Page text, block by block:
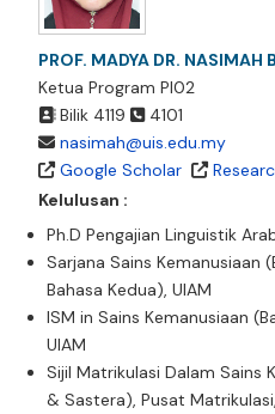
PROF. MADYA DR. NASIMAH
Ketua Program PI02
Bilik 4119
4101
nasimah@uis.edu.my
Google Scholar
Kelulusan :
Ph.D Pengajian Linguistik
Sarjana Sains Kemanusiaan
Bahasa Kedua), UIAM
ISM in Sains Kemanusiaan
UIAM
Sijil Matrikulasi Dalam Sains
& Sastera), Pusat